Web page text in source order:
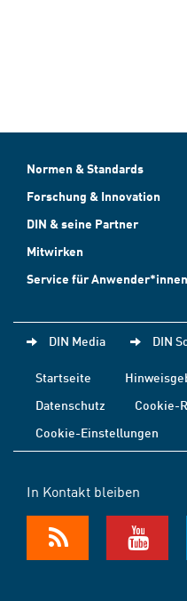
Normen & Standards
Forschung & Innovation
DIN & seine Partner
Mitwirken
Service für Anwender*innen
DIN Media DIN
Startseite
Datenschutz
Cookie-
Cookie-Einstellungen
In Kontakt bleiben